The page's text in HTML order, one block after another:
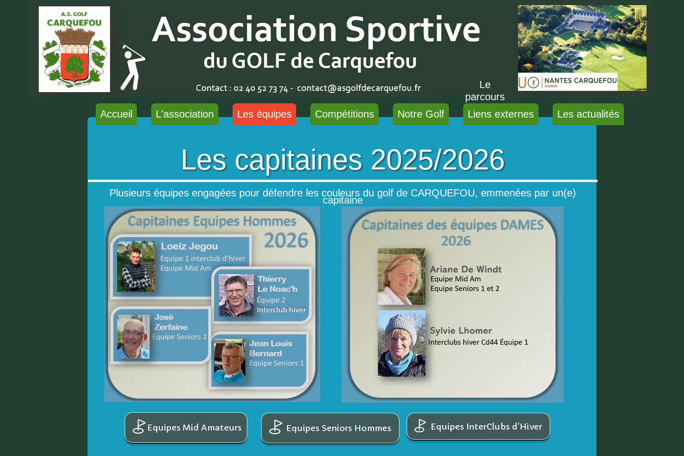
02 40 52 73 74
contact@asgolfdecarquefou.fr
Le
parcours
Accueil
L'association Les équipes Compétitions Notre Golf Liens externes Les actualités
Les capitaines 2025/2026
Plusieurs équipes engagées pour défendre les couleurs du golf de CARQUEFOU, emmenées par un(e)
capitaine
Equipes Mid Amateurs Equipes Seniors Hommes Equipes InterClubs d'Hiver